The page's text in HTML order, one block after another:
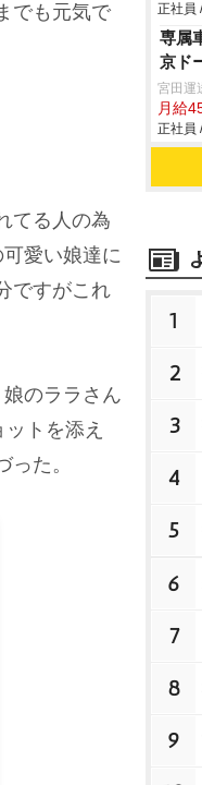
でも元気で
てる人の為
愛い娘達に
ですがこれ
のララさん
トを添え
た。
正社員
専属
京ド
宮田運
月給
正社員
1
2
3
4
5
6
7
8
9